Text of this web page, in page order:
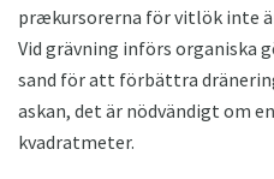
prækursorerna för vitlök inte
Vid grävning införs organiska
sand för att förbättra
askan, det är nödvändigt om
kvadratmeter.